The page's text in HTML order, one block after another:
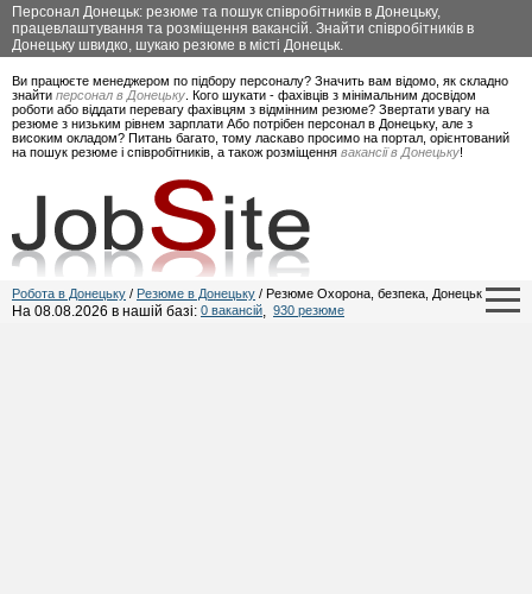
Персонал Донецьк: резюме та пошук співробітників в Донецьку,
працевлаштування та розміщення вакансій. Знайти співробітників в
Донецьку швидко, шукаю резюме в місті Донецьк.
Ви працюєте менеджером по підбору персоналу? Значить вам відомо, як складно
знайти персонал в Донецьку . Кого шукати - фахівців з мінімальним досвідом
роботи або віддати перевагу фахівцям з відмінним резюме? Звертати увагу на
резюме з низьким рівнем зарплати Або потрібен персонал в Донецьку, але з
високим окладом? Питань багато, тому ласкаво просимо на портал, орієнтований
на пошук резюме і співробітників, а також розміщення вакансії в Донецьку!
Робота в Донецьку / Резюме в Донецьку / Резюме Охорона, безпека, Донецьк
На 08.08.2026 в нашій базі: 0 вакансій, 930 резюме